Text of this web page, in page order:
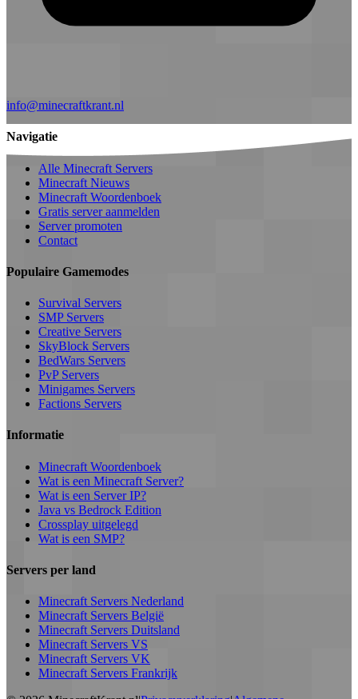
info@minecraftkrant.nl
Navigatie
Alle Minecraft Servers
Minecraft Nieuws
Minecraft Woordenboek
Gratis server aanmelden
Server promoten
Contact
Populaire Gamemodes
Survival Servers
SMP Servers
Creative Servers
SkyBlock Servers
BedWars Servers
PvP Servers
Minigames Servers
Factions Servers
Informatie
Minecraft Woordenboek
Wat is een Minecraft Server?
Wat is een Server IP?
Java vs Bedrock Edition
Crossplay uitgelegd
Wat is een SMP?
Servers per land
Minecraft Servers Nederland
Minecraft Servers België
Minecraft Servers Duitsland
Minecraft Servers VS
Minecraft Servers VK
Minecraft Servers Frankrijk